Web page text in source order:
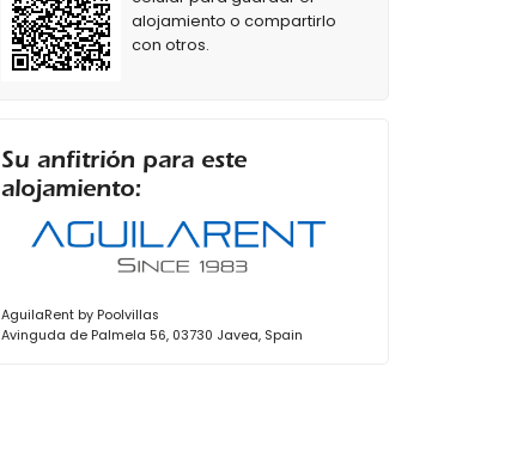
alojamiento o compartirlo
con otros.
Su anfitrión para este
alojamiento:
AguilaRent by Poolvillas
Avinguda de Palmela 56, 03730 Javea, Spain